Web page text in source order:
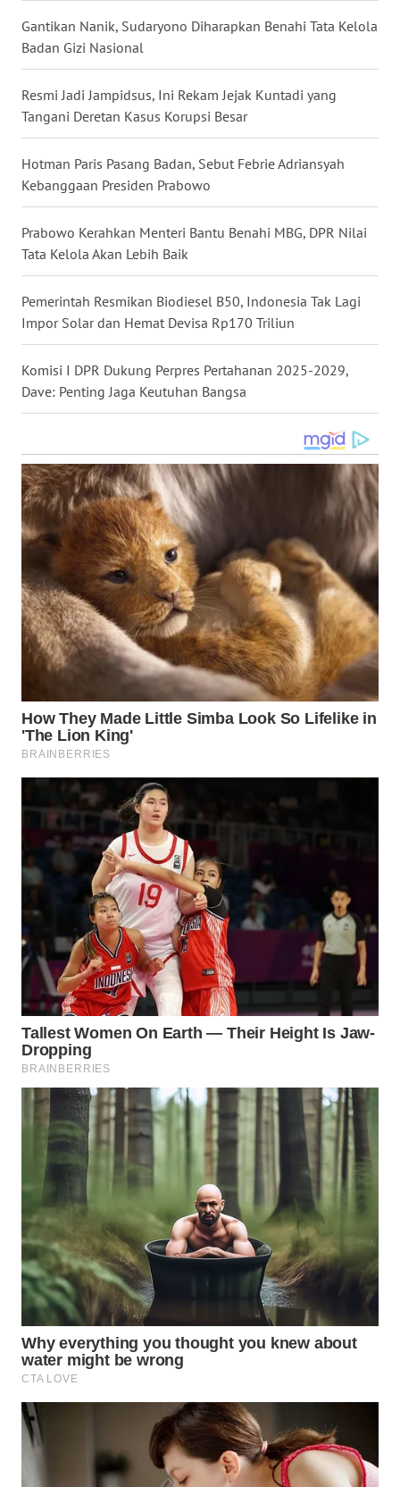
Gantikan Nanik, Sudaryono Diharapkan Benahi Tata Kelola
Badan Gizi Nasional
Resmi Jadi Jampidsus, Ini Rekam Jejak Kuntadi yang
Tangani Deretan Kasus Korupsi Besar
Hotman Paris Pasang Badan, Sebut Febrie Adriansyah
Kebanggaan Presiden Prabowo
Prabowo Kerahkan Menteri Bantu Benahi MBG, DPR Nilai
Tata Kelola Akan Lebih Baik
Pemerintah Resmikan Biodiesel B50, Indonesia Tak Lagi
Impor Solar dan Hemat Devisa Rp170 Triliun
Komisi I DPR Dukung Perpres Pertahanan 2025-2029,
Dave: Penting Jaga Keutuhan Bangsa
WN
NUSANTARA
WN
JATIM
BALI
KALBAR
KALTENG
WN
WN
KALSEL
WN
KALTIM
WN
SULSEL
GORONTALO
WN
WN
MALUKU
WN
DAIRI
WN
DANAU
TOBA
WN
NIAS
WN
LANGKAT
WN
TAPANULI
SELATAN
WN
TANJUNG
LESUNG
WN
KARO